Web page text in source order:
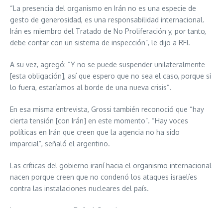
“La presencia del organismo en Irán no es una especie de
gesto de generosidad, es una responsabilidad internacional.
Irán es miembro del Tratado de No Proliferación y, por tanto,
debe contar con un sistema de inspección”, le dijo a RFI.
A su vez, agregó: “Y no se puede suspender unilateralmente
[esta obligación], así que espero que no sea el caso, porque si
lo fuera, estaríamos al borde de una nueva crisis“.
En esa misma entrevista, Grossi también reconoció que “hay
cierta tensión [con Irán] en este momento”. “Hay voces
políticas en Irán que creen que la agencia no ha sido
imparcial”, señaló el argentino.
Las críticas del gobierno iraní hacia el organismo internacional
nacen porque creen que no condenó los ataques israelíes
contra las instalaciones nucleares del país.